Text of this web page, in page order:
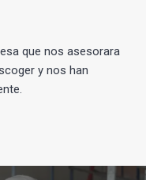
que nos asesorara
y nos han